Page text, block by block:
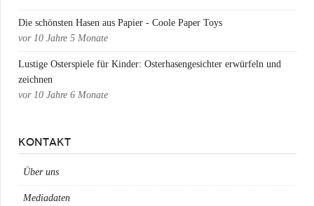
Die schönsten Hasen aus Papier - Coole Paper Toys
vor 10 Jahre 5 Monate
Lustige Osterspiele für Kinder: Osterhasengesichter erwürfeln und
zeichnen
vor 10 Jahre 6 Monate
KONTAKT
Über uns
Mediadaten